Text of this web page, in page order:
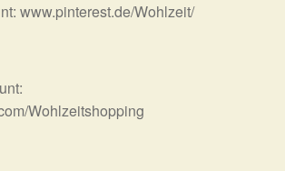
www.pinterest.de/Wohlzeit/
Wohlzeitshopping